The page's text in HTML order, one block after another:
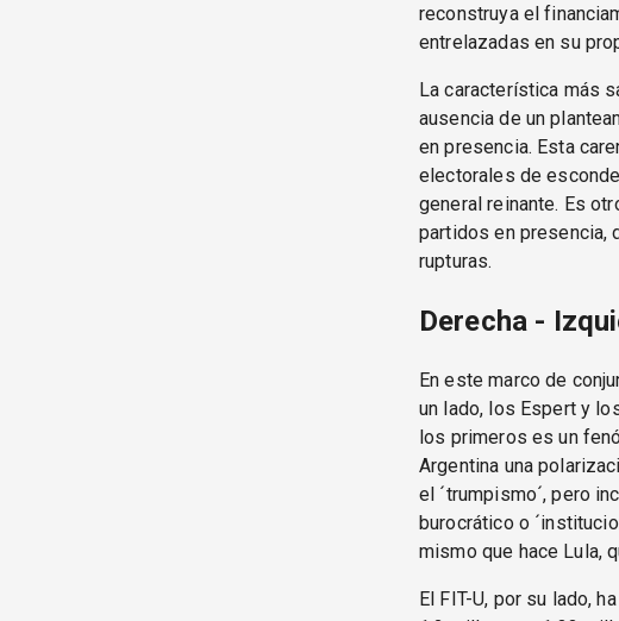
reconstruya el
entrelazadas en su
La característica más
ausencia de un
en presencia. Esta
electorales de
general reinante. Es
partidos en presencia,
rupturas.
Derecha -
En este marco de
un lado, los Espert y
los primeros es un
Argentina una
el ´trumpismo´, pero
burocrático o
mismo que hace Lula,
El FIT-U, por su lado,